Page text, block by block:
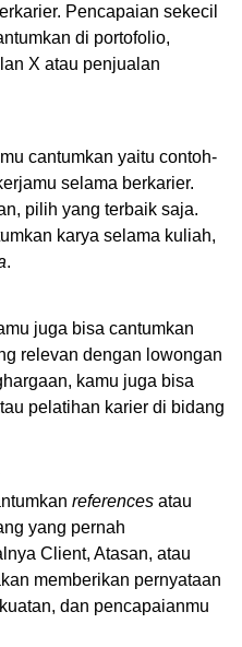
Pencapaian sekecil
di portofolio,
X atau penjualan
cantumkan yaitu contoh-
selama berkarier.
pilih yang terbaik saja.
.
juga bisa cantumkan
relevan dengan lowongan
kamu juga bisa
pelatihan karier di bidang
references
yang pernah
Client, Atasan, atau
memberikan pernyataan
dan pencapaianmu